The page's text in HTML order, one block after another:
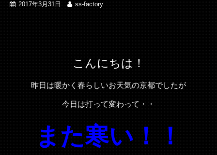
2017年3月31日 ss-factory
こんにちは！
昨日は暖かく春らしいお天気の京都でしたが
今日は打って変わって・・
また寒い！！